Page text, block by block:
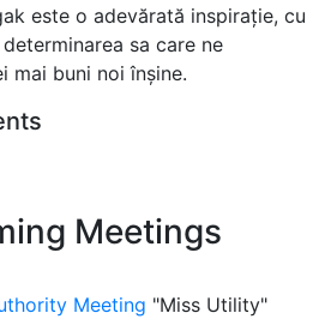
este o adevărată inspirație, cu
sa care ne
mai buni noi înșine.
Meetings
Meeting "Miss Utility"